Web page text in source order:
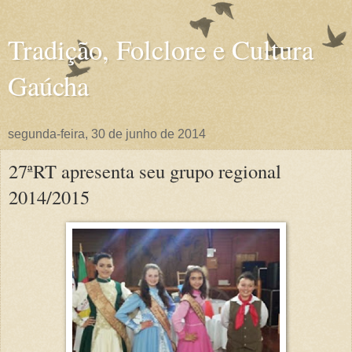
Tradição, Folclore e Cultura
Gaúcha
segunda-feira, 30 de junho de 2014
27ªRT apresenta seu grupo regional
2014/2015